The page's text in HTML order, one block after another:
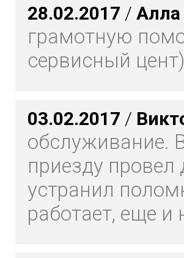
28.02.2017 / Алла
грамотную
сервисный
03.02.2017 /
обслуживание.
приезду провел
устранил
работает, еще и